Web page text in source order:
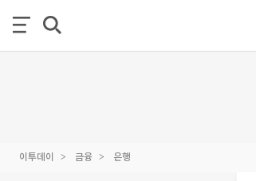
이투데이 금융 은행